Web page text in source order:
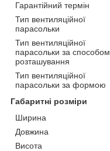
Гарантійний термін
Тип вентиляційної
парасольки
Тип вентиляційної
парасольки за способом
розташування
Тип вентиляційної
парасольки за формою
Габаритні розміри
Ширина
Довжина
Висота